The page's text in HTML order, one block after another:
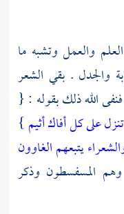
والعمل وتشبه ما
والجدل . بقي الشعر
الله ذلك بقوله : {
تنزل على كل أفاك أثيم }
يتبعهم الغاوون
المسفسطون وذكر